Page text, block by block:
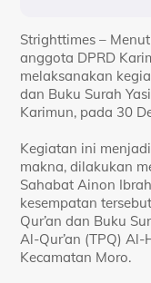
Strighttimes –
anggota DPRD
melaksanakan
dan Buku Surah
Karimun, pada 30
Kegiatan ini
makna, dilakukan
Sahabat Ainon
kesempatan
Qur’an dan Buku
Al-Qur’an (TPQ)
Kecamatan Moro.